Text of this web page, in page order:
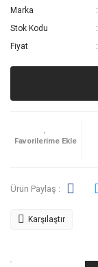
Marka
Stok Kodu
Fiyat
Ürün Paylaş :
Karşılaştır